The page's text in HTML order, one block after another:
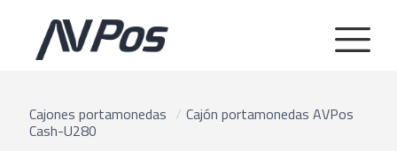
Cajones portamonedas / Cajón portamonedas AVPos
Cash-U280